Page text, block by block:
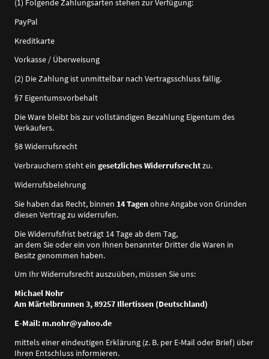
(1) Folgende Zahlungsarten stehen zur Verfügung:
PayPal
Kreditkarte
Vorkasse / Überweisung
(2) Die Zahlung ist unmittelbar nach Vertragsschluss fällig.
§7 Eigentumsvorbehalt
Die Ware bleibt bis zur vollständigen Bezahlung Eigentum des
Verkäufers.
§8 Widerrufsrecht
Verbrauchern steht ein gesetzliches Widerrufsrechtzu.
Widerrufsbelehrung
Sie haben das Recht, binnen 14 Tagenohne Angabe von Gründen
diesen Vertrag zu widerrufen.
Die Widerrufsfrist beträgt 14 Tage ab dem Tag,
an dem Sie oder ein von Ihnen benannter Dritter die Waren in
Besitz genommen haben.
Um Ihr Widerrufsrecht auszuüben, müssen Sie uns:
Michael Nohr
Am Märtelbrunnen 3, 89257 Illertissen (Deutschland)
E-Mail: m.nohr@yahoo.de
mittels einer eindeutigen Erklärung (z. B. per E-Mail oder Brief) über
Ihren Entschluss informieren.